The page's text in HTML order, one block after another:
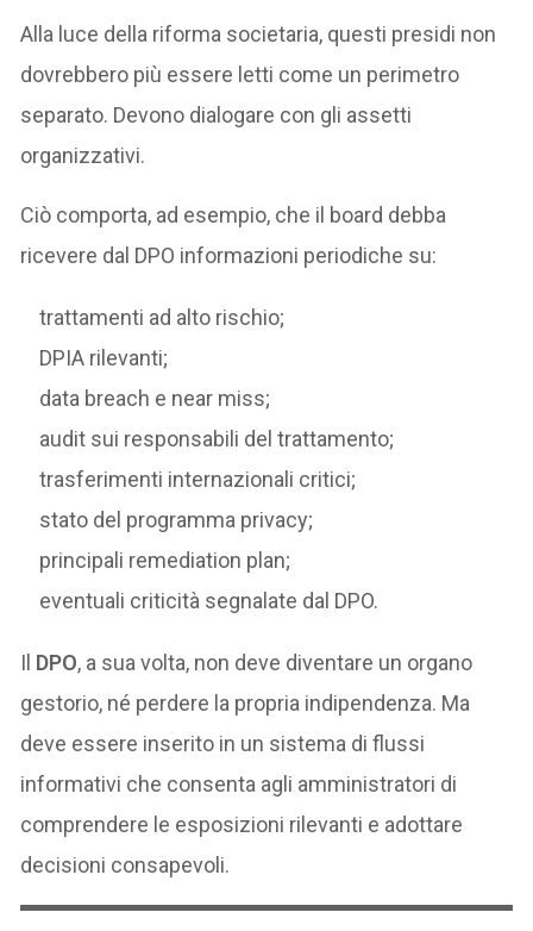
Alla luce della riforma societaria, questi presidi non
dovrebbero più essere letti come un perimetro
separato. Devono dialogare con gli assetti
organizzativi.
Ciò comporta, ad esempio, che il board debba
ricevere dal DPO informazioni periodiche su:
trattamenti ad alto rischio;
DPIA rilevanti;
data breach e near miss;
audit sui responsabili del trattamento;
trasferimenti internazionali critici;
stato del programma privacy;
principali remediation plan;
eventuali criticità segnalate dal DPO.
Il DPO, a sua volta, non deve diventare un organo
gestorio, né perdere la propria indipendenza. Ma
deve essere inserito in un sistema di flussi
informativi che consenta agli amministratori di
comprendere le esposizioni rilevanti e adottare
decisioni consapevoli.